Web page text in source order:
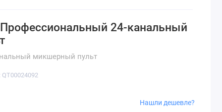
Профессиональный 24-канальный
микшерный пульт
QT00024092
Нашли дешевле?